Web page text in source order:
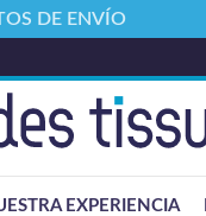
EXPERIENCIA
DE ENVÍO